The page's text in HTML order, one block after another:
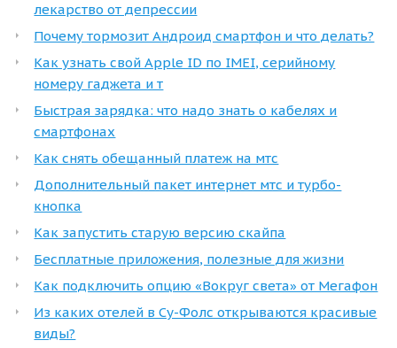
лекарство от депрессии
Почему тормозит Андроид смартфон и что делать?
Как узнать свой Apple ID по IMEI, серийному
номеру гаджета и т
Быстрая зарядка: что надо знать о кабелях и
смартфонах
Как снять обещанный платеж на мтс
Дополнительный пакет интернет мтс и турбо-
кнопка
Как запустить старую версию скайпа
Бесплатные приложения, полезные для жизни
Как подключить опцию «Вокруг света» от Мегафон
Из каких отелей в Су-Фолс открываются красивые
виды?